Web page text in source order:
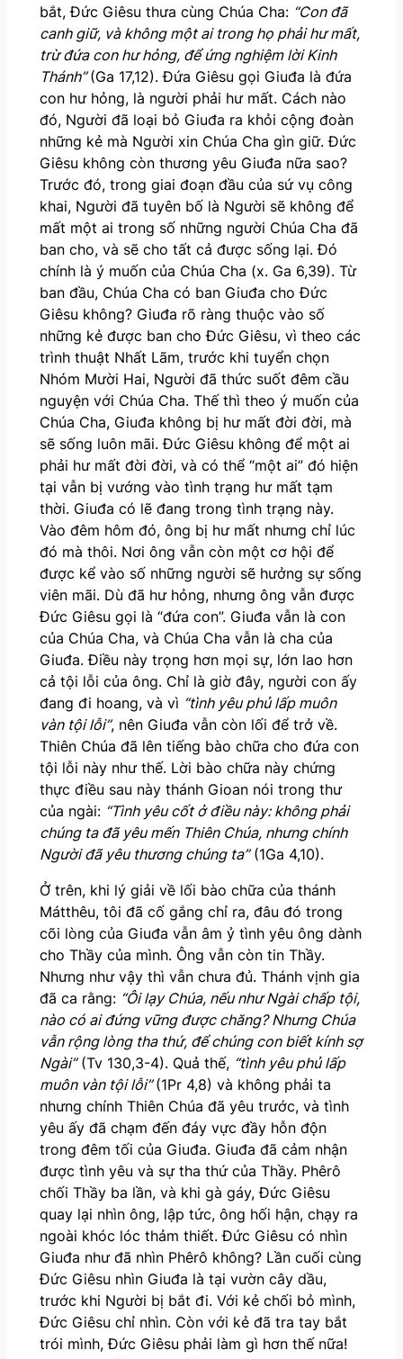
bắt, Đức Giêsu thưa cùng Chúa Cha: “Con đã
canh giữ, và không một ai trong họ phải hư mất,
trừ đứa con hư hỏng, để ứng nghiệm lời Kinh
Thánh”(Ga 17,12). Đứa Giêsu gọi Giuđa là đứa
con hư hỏng, là người phải hư mất. Cách nào
đó, Người đã loại bỏ Giuđa ra khỏi cộng đoàn
những kẻ mà Người xin Chúa Cha gìn giữ. Đức
Giêsu không còn thương yêu Giuđa nữa sao?
Trước đó, trong giai đoạn đầu của sứ vụ công
khai, Người đã tuyên bố là Người sẽ không để
mất một ai trong số những người Chúa Cha đã
ban cho, và sẽ cho tất cả được sống lại. Đó
chính là ý muốn của Chúa Cha (x. Ga 6,39). Từ
ban đầu, Chúa Cha có ban Giuđa cho Đức
Giêsu không? Giuđa rõ ràng thuộc vào số
những kẻ được ban cho Đức Giêsu, vì theo các
trình thuật Nhất Lãm, trước khi tuyển chọn
Nhóm Mười Hai, Người đã thức suốt đêm cầu
nguyện với Chúa Cha. Thế thì theo ý muốn của
Chúa Cha, Giuđa không bị hư mất đời đời, mà
sẽ sống luôn mãi. Đức Giêsu không để một ai
phải hư mất đời đời, và có thể “một ai” đó hiện
tại vẫn bị vướng vào tình trạng hư mất tạm
thời. Giuđa có lẽ đang trong tình trạng này.
Vào đêm hôm đó, ông bị hư mất nhưng chỉ lúc
đó mà thôi. Nơi ông vẫn còn một cơ hội để
được kể vào số những người sẽ hưởng sự sống
viên mãi. Dù đã hư hỏng, nhưng ông vẫn được
Đức Giêsu gọi là “đứa con”. Giuđa vẫn là con
của Chúa Cha, và Chúa Cha vẫn là cha của
Giuđa. Điều này trọng hơn mọi sự, lớn lao hơn
cả tội lỗi của ông. Chỉ là giờ đây, người con ấy
đang đi hoang, và vì “tình yêu phủ lấp muôn
vàn tội lỗi”, nên Giuđa vẫn còn lối để trở về.
Thiên Chúa đã lên tiếng bào chữa cho đứa con
tội lỗi này như thế. Lời bào chữa này chứng
thực điều sau này thánh Gioan nói trong thư
của ngài: “Tình yêu cốt ở điều này: không phải
chúng ta đã yêu mến Thiên Chúa, nhưng chính
Người đã yêu thương chúng ta”(1Ga 4,10).
Ở trên, khi lý giải về lối bào chữa của thánh
Mátthêu, tôi đã cố gắng chỉ ra, đâu đó trong
cõi lòng của Giuđa vẫn âm ỷ tình yêu ông dành
cho Thầy của mình. Ông vẫn còn tin Thầy.
Nhưng như vậy thì vẫn chưa đủ. Thánh vịnh gia
đã ca rằng: “Ôi lạy Chúa, nếu như Ngài chấp tội,
nào có ai đứng vững được chăng? Nhưng Chúa
vẫn rộng lòng tha thứ, để chúng con biết kính sợ
Ngài”(Tv 130,3-4). Quả thế, “tình yêu phủ lấp
muôn vàn tội lỗi”(1Pr 4,8) và không phải ta
nhưng chính Thiên Chúa đã yêu trước, và tình
yêu ấy đã chạm đến đáy vực đầy hỗn độn
trong đêm tối của Giuđa. Giuđa đã cảm nhận
được tình yêu và sự tha thứ của Thầy. Phêrô
chối Thầy ba lần, và khi gà gáy, Đức Giêsu
quay lại nhìn ông, lập tức, ông hối hận, chạy ra
ngoài khóc lóc thảm thiết. Đức Giêsu có nhìn
Giuđa như đã nhìn Phêrô không? Lần cuối cùng
Đức Giêsu nhìn Giuđa là tại vườn cây dầu,
trước khi Người bị bắt đi. Với kẻ chối bỏ mình,
Đức Giêsu chỉ nhìn. Còn với kẻ đã tra tay bắt
trói mình, Đức Giêsu phải làm gì hơn thế nữa!